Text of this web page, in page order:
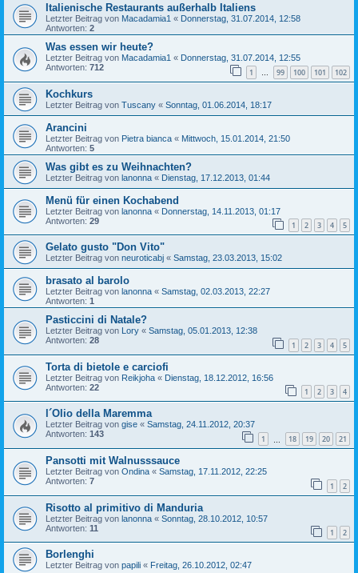
Italienische Restaurants außerhalb Italiens
Letzter Beitrag von Macadamia1 « Donnerstag, 31.07.2014, 12:58
Antworten: 2
Was essen wir heute?
Letzter Beitrag von Macadamia1 « Donnerstag, 31.07.2014, 12:55
Antworten: 712 1 … 99 100 101 102
Kochkurs
Letzter Beitrag von Tuscany « Sonntag, 01.06.2014, 18:17
Arancini
Letzter Beitrag von Pietra bianca « Mittwoch, 15.01.2014, 21:50
Antworten: 5
Was gibt es zu Weihnachten?
Letzter Beitrag von lanonna « Dienstag, 17.12.2013, 01:44
Menü für einen Kochabend
Letzter Beitrag von lanonna « Donnerstag, 14.11.2013, 01:17
Antworten: 29 1 2 3 4 5
Gelato gusto "Don Vito"
Letzter Beitrag von neuroticabj « Samstag, 23.03.2013, 15:02
brasato al barolo
Letzter Beitrag von lanonna « Samstag, 02.03.2013, 22:27
Antworten: 1
Pasticcini di Natale?
Letzter Beitrag von Lory « Samstag, 05.01.2013, 12:38
Antworten: 28 1 2 3 4 5
Torta di bietole e carciofi
Letzter Beitrag von Reikjoha « Dienstag, 18.12.2012, 16:56
Antworten: 22 1 2 3 4
l´Olio della Maremma
Letzter Beitrag von gise « Samstag, 24.11.2012, 20:37
Antworten: 143 1 18 19 20 21
Pansotti mit Walnusssauce
Letzter Beitrag von Ondina « Samstag, 17.11.2012, 22:25
Antworten: 7 1 2
Risotto al primitivo di Manduria
Letzter Beitrag von lanonna « Sonntag, 28.10.2012, 10:57
Antworten: 11 1 2
Borlenghi
Letzter Beitrag von papili « Freitag, 26.10.2012, 02:47